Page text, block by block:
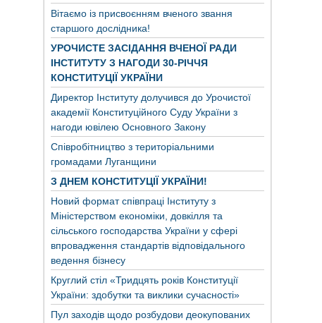
Вітаємо із присвоєнням вченого звання
старшого дослідника!
УРОЧИСТЕ ЗАСІДАННЯ ВЧЕНОЇ РАДИ
ІНСТИТУТУ З НАГОДИ 30-РІЧЧЯ
КОНСТИТУЦІЇ УКРАЇНИ
Директор Інституту долучився до Урочистої
академії Конституційного Суду України з
нагоди ювілею Основного Закону
Співробітництво з територіальними
громадами Луганщини
З ДНЕМ КОНСТИТУЦІЇ УКРАЇНИ!
Новий формат співпраці Інституту з
Міністерством економіки, довкілля та
сільського господарства України у сфері
впровадження стандартів відповідального
ведення бізнесу
Круглий стіл «Тридцять років Конституції
України: здобутки та виклики сучасності»
Пул заходів щодо розбудови деокупованих